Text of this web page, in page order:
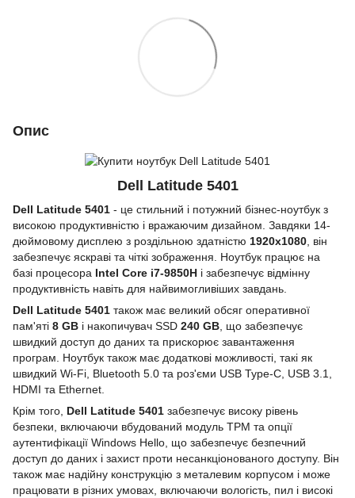
Опис
Dell Latitude 5401
Dell Latitude 5401 - це стильний і потужний бізнес-ноутбук з
високою продуктивністю і вражаючим дизайном. Завдяки 14-
дюймовому дисплею з роздільною здатністю 1920x1080 , він
забезпечує яскраві та чіткі зображення. Ноутбук працює на
базі процесора Intel Core i7-9850H і забезпечує відмінну
продуктивність навіть для найвимогливіших завдань.
Dell Latitude 5401 також має великий обсяг оперативної
пам'яті 8 GB і накопичувач SSD 240 GB , що забезпечує
швидкий доступ до даних та прискорює завантаження
програм. Ноутбук також має додаткові можливості, такі як
швидкий Wi-Fi, Bluetooth 5.0 та роз'єми USB Type-C, USB 3.1,
HDMI та Ethernet.
Крім того, Dell Latitude 5401 забезпечує високу рівень
безпеки, включаючи вбудований модуль TPM та опції
аутентифікації Windows Hello, що забезпечує безпечний
доступ до даних і захист проти несанкціонованого доступу. Він
також має надійну конструкцію з металевим корпусом і може
працювати в різних умовах, включаючи вологість, пил і високі